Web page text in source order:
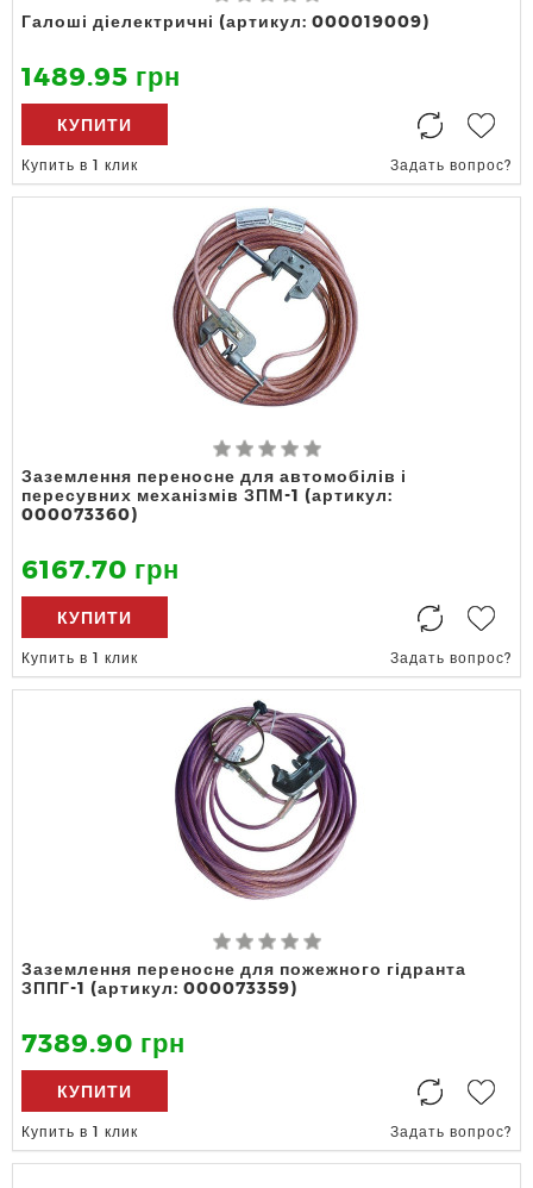
Галоші діелектричні (артикул: 000019009)
1489.95 грн
КУПИТИ
Купить в 1 клик Задать вопрос?
Заземлення переносне для автомобілів і
пересувних механізмів ЗПМ-1 (артикул:
000073360)
6167.70 грн
КУПИТИ
Купить в 1 клик Задать вопрос?
Заземлення переносне для пожежного гідранта
ЗППГ-1 (артикул: 000073359)
7389.90 грн
КУПИТИ
Купить в 1 клик Задать вопрос?